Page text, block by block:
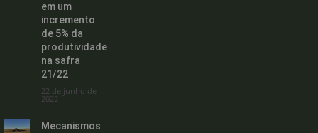
em um
incremento
de 5% da
produtividade
na safra
21/22
22 de junho de
2022
Mecanismos